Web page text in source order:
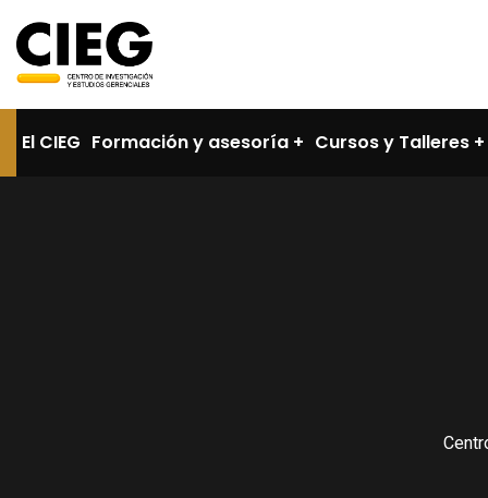
El CIEG Formación y asesoría Cursos y Talleres